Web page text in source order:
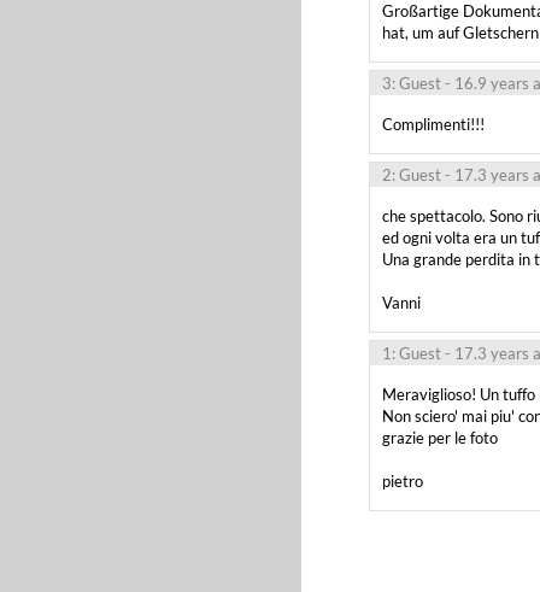
Großartige
hat, um auf
3: Guest- 16.9 years
Complimenti!!!
2: Guest- 17.3 years
che spettacolo. Sono
ed ogni volta era un
Una grande perdita in
Vanni
1: Guest- 17.3 years
Meraviglioso! Un tuffo
Non sciero' mai piu'
grazie per le foto
pietro